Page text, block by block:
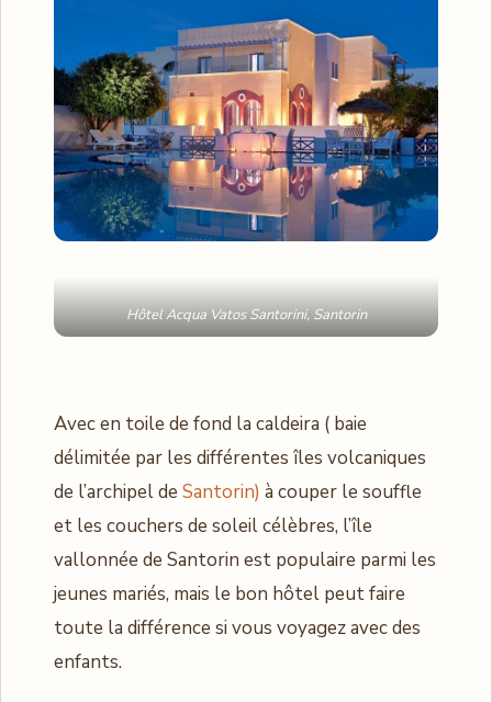
Hôtel Acqua Vatos Santorini, Santorin
Avec en toile de fond la caldeira ( baie
délimitée par les différentes îles volcaniques
de l’archipel de Santorin) à couper le souffle
et les couchers de soleil célèbres, l’île
vallonnée de Santorin est populaire parmi les
jeunes mariés, mais le bon hôtel peut faire
toute la différence si vous voyagez avec des
enfants.